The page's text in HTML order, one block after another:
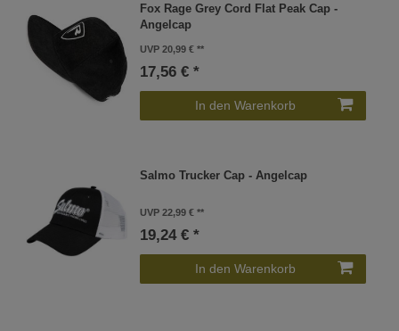
Fox Rage Grey Cord Flat Peak Cap -
Angelcap
UVP 20,99 €
17,56 € *
In den Warenkorb
Salmo Trucker Cap - Angelcap
UVP 22,99 €
19,24 € *
In den Warenkorb